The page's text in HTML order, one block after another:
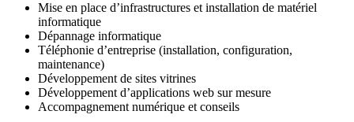
Mise en place d’infrastructures et installation de matériel
informatique
Dépannage informatique
Téléphonie d’entreprise (installation, configuration,
maintenance)
Développement de sites vitrines
Développement d’applications web sur mesure
Accompagnement numérique et conseils